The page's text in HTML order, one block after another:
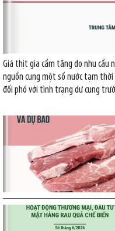
Giá thịt gia cầm tăng do nhu cầu
nguồn cung một số nước tạm
đối phó với tình trạng dư cung